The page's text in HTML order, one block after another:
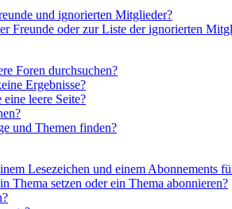
und ignorierten Mitglieder?
Freunde oder zur Liste der ignorierten
Foren durchsuchen?
Ergebnisse?
leere Seite?
und Themen finden?
Lesezeichen und einem Abonnements
Thema setzen oder ein Thema abonnieren?